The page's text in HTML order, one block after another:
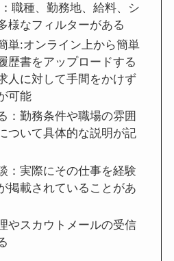
職種、勤務地、給料、シ
様なフィルターがある
単:オンライン上から簡単
歴書をアップロードする
人に対して手間をかけず
可能
：勤務条件や職場の雰囲
ついて具体的な説明が記
：実際にその仕事を経験
掲載されていることがあ
やスカウトメールの受信